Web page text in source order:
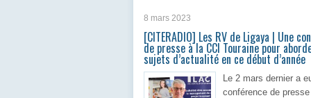
8 mars 2023
[CITERADIO] Les RV de Ligaya | Une
de presse à la CCI Touraine pour
sujets d’actualité en ce début d’année
Le 2 mars dernier a
conférence de